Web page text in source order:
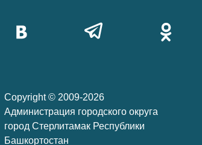
Copyright © 2009-2026
Администрация городского округа
город Стерлитамак Республики
Башкортостан